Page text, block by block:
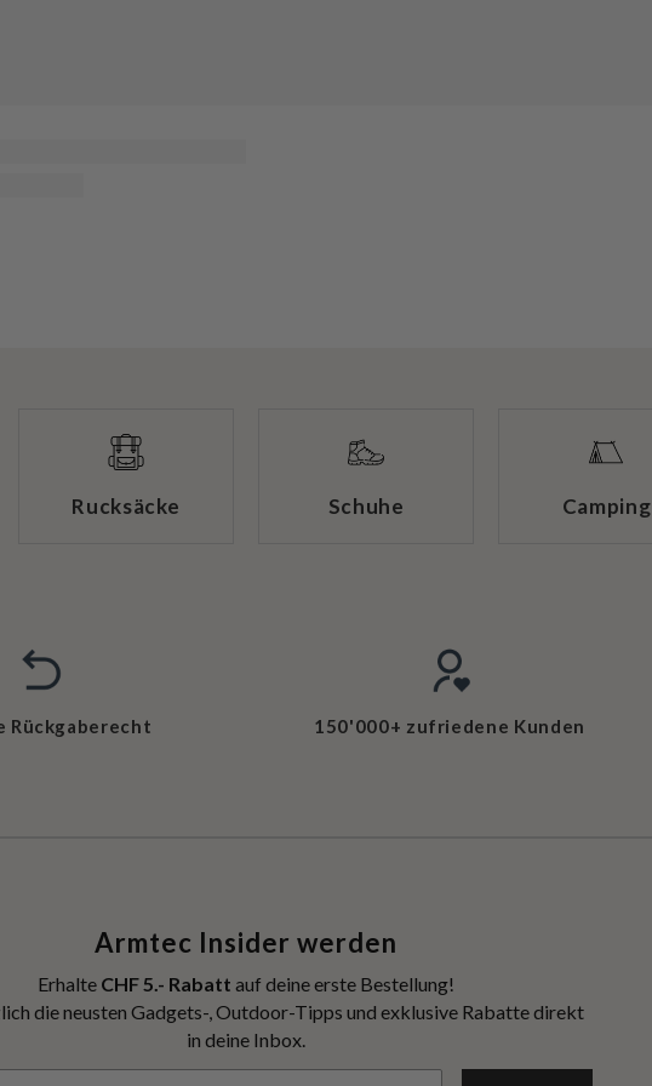
Rucksäcke Schuhe Camping
Rückgaberecht 150'000+ zufriedene Kunden
Armtec Insider werden
Erhalte CHF 5.- Rabatt auf deine erste Bestellung!
die neusten Gadgets-, Outdoor-Tipps und exklusive Rabatte direkt
in deine Inbox.